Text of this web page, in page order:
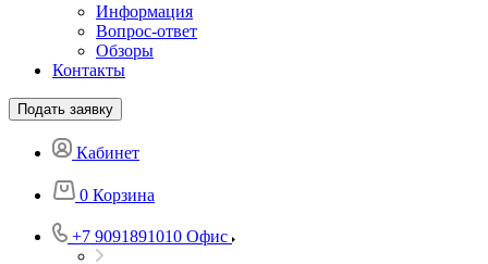
Информация
Вопрос-ответ
Обзоры
Контакты
Подать заявку
Кабинет
0 Корзина
+7 9091891010 Офис